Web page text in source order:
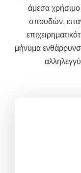
άμεσα χρήσιμο
σπουδών,
μήνυμα